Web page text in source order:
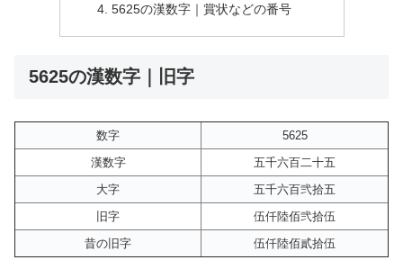
5625の漢数字｜賞状などの番号
5625の漢数字｜旧字
数字
5625
漢数字
五千六百二十五
大字
五千六百弐拾五
旧字
伍仟陸佰弐拾伍
昔の旧字
伍仟陸佰貳拾伍